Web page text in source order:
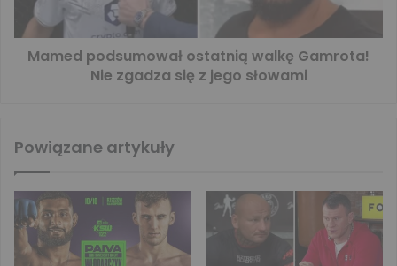
Mamed podsumował ostatnią walkę Gamrota!
Nie zgadza się z jego słowami
Powiązane artykuły